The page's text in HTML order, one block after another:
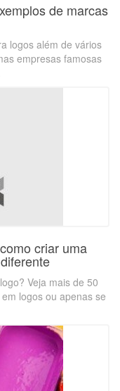
de marcas
logos além de vários
empresas famosas
criar uma
Veja mais de 50
logos ou apenas se